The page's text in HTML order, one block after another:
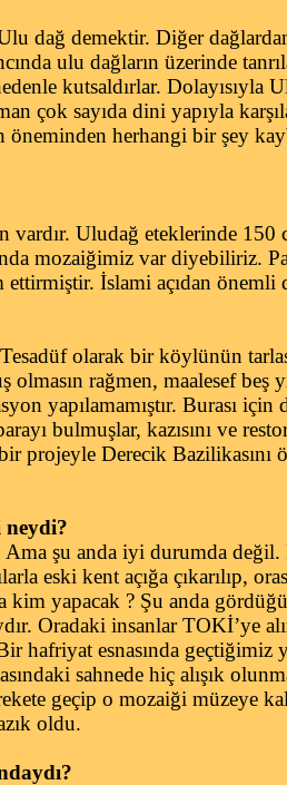
dağ demektir. Diğer
ulu dağların üzerinde
kutsaldırlar. Dolayısıyla
çok sayıda dini yapıyla
öneminden herhangi bir şey
Uludağ eteklerinde 150
mozaiğimiz var diyebiliriz.
ettirmiştir. İslami açıdan
olarak bir köylünün
rağmen, maalesef beş
yapılamamıştır. Burası
bulmuşlar, kazısını ve
projeyle Derecik Bazilikasını
neydi?
şu anda iyi durumda değil.
eski kent açığa çıkarılıp,
yapacak ? Şu anda
Oradaki insanlar TOKİ’ye
hafriyat esnasında geçtiğimiz
sahnede hiç alışık
geçip o mozaiği müzeye
oldu.